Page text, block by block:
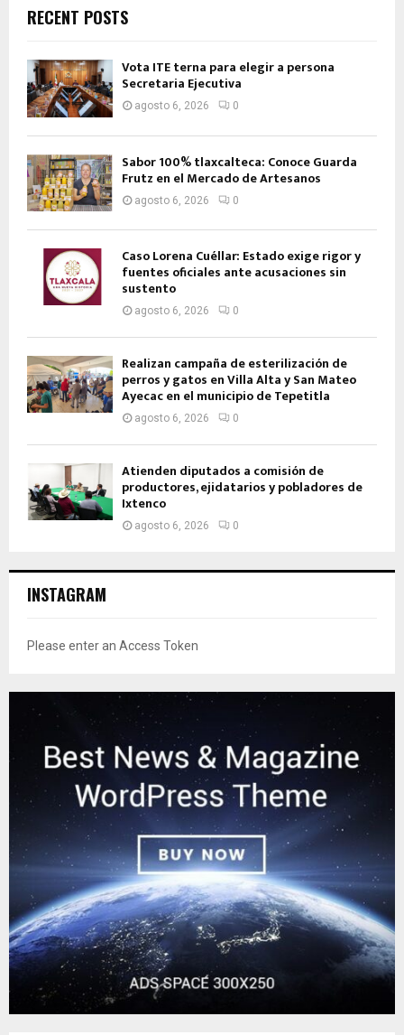
RECENT POSTS
Vota ITE terna para elegir a persona
Secretaria Ejecutiva
agosto 6, 2026 0
Sabor 100% tlaxcalteca: Conoce Guarda
Frutz en el Mercado de Artesanos
agosto 6, 2026 0
Caso Lorena Cuéllar: Estado exige rigor y
fuentes oficiales ante acusaciones sin
sustento
agosto 6, 2026 0
Realizan campaña de esterilización de
perros y gatos en Villa Alta y San Mateo
Ayecac en el municipio de Tepetitla
agosto 6, 2026 0
Atienden diputados a comisión de
productores, ejidatarios y pobladores de
Ixtenco
agosto 6, 2026 0
INSTAGRAM
Please enter an Access Token